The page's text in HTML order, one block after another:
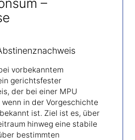
–
vorbekanntem
gerichtsfester
der bei einer MPU
in der Vorgeschichte
ist. Ziel ist es, über
hinweg eine stabile
bestimmten